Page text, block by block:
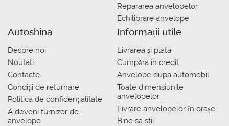
Repararea anvelopelor
Echilibrare anvelope
Autoshina
Despre noi
Noutati
Contacte
Condiții de returnare
Politica de confidențialitate
A deveni furnizor de
anvelope
Informații utile
Livrarea şi plata
Сumpăra in credit
Anvelope dupa automobil
Toate dimensiunile
anvelopelor
Livrare anvelopelor în orașe
Bine sa stii